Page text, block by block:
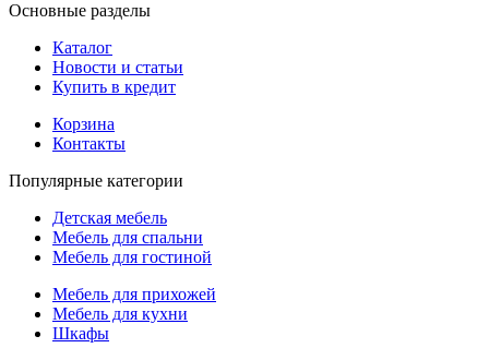
Основные разделы
Каталог
Новости и статьи
Купить в кредит
Корзина
Контакты
Популярные категории
Детская мебель
Мебель для спальни
Мебель для гостиной
Мебель для прихожей
Мебель для кухни
Шкафы